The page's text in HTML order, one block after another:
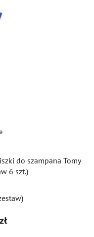
do szampana Tomy
6 szt.)